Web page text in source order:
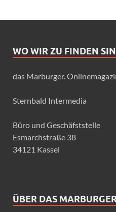
WO WIR ZU FINDEN
das Marburger.
Sternbald Intermedia
Büro und Geschäfststelle
Esmarchstraße 38
34121 Kassel
ÜBER DAS